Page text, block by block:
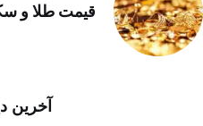
قیمت طلا و سکه
آخرین